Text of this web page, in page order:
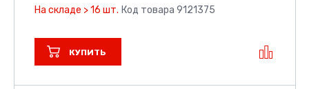
На складе > 16 шт. Код товара 9121375
КУПИТЬ